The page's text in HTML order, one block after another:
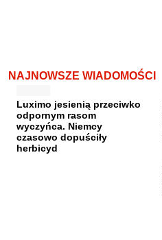
NAJNOWSZE WIADOMOŚCI
Luximo jesienią przeciwko
odpornym rasom
wyczyńca. Niemcy
czasowo dopuściły
herbicyd